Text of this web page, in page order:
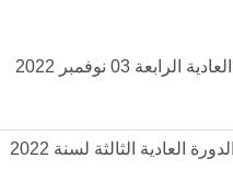
03 نوفمبر 2022
العادية الثالثة لسنة 2022